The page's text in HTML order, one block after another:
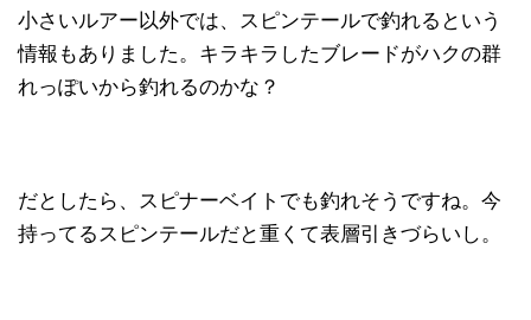
小さいルアー以外では、スピンテールで釣れるという
情報もありました。キラキラしたブレードがハクの群
れっぽいから釣れるのかな？
だとしたら、スピナーベイトでも釣れそうですね。今
持ってるスピンテールだと重くて表層引きづらいし。